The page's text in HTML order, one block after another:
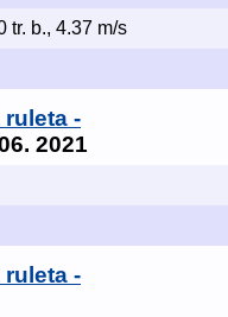
tr. b., 4.37 m/s
-
2021
-